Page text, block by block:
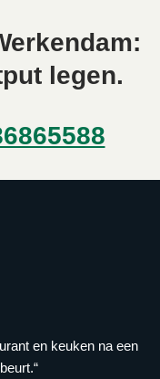
legen.
en keuken na een